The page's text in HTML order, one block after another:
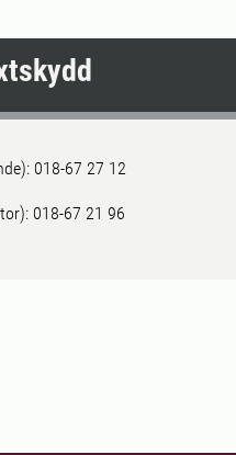
018-67 27 12
018-67 21 96